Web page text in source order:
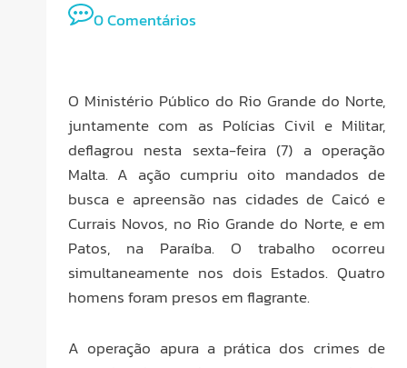
0 Comentários
O Ministério Público do Rio Grande do Norte,
juntamente com as Polícias Civil e Militar,
deflagrou nesta sexta-feira (7) a operação
Malta. A ação cumpriu oito mandados de
busca e apreensão nas cidades de Caicó e
Currais Novos, no Rio Grande do Norte, e em
Patos, na Paraíba. O trabalho ocorreu
simultaneamente nos dois Estados. Quatro
homens foram presos em flagrante.
A operação apura a prática dos crimes de